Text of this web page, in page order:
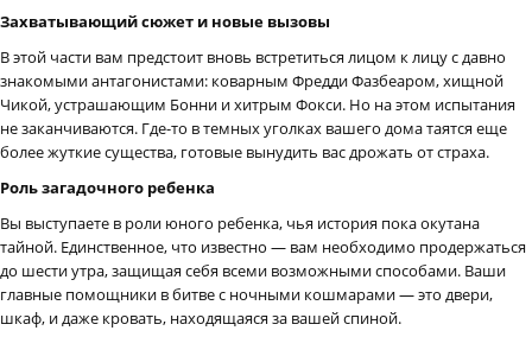
Захватывающий сюжет и новые вызовы
В этой части вам предстоит вновь встретиться лицом к лицу с давно
знакомыми антагонистами: коварным Фредди Фазбеаром, хищной
Чикой, устрашающим Бонни и хитрым Фокси. Но на этом испытания
не заканчиваются. Где-то в темных уголках вашего дома таятся еще
более жуткие существа, готовые вынудить вас дрожать от страха.
Роль загадочного ребенка
Вы выступаете в роли юного ребенка, чья история пока окутана
тайной. Единственное, что известно — вам необходимо продержаться
до шести утра, защищая себя всеми возможными способами. Ваши
главные помощники в битве с ночными кошмарами — это двери,
шкаф, и даже кровать, находящаяся за вашей спиной.